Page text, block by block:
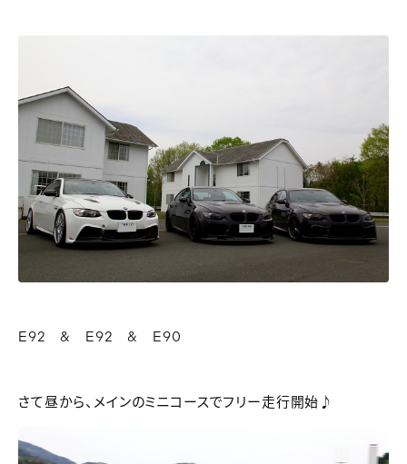
E92 & E92 & E90
さて昼から、メインのミニコースでフリー走行開始♪